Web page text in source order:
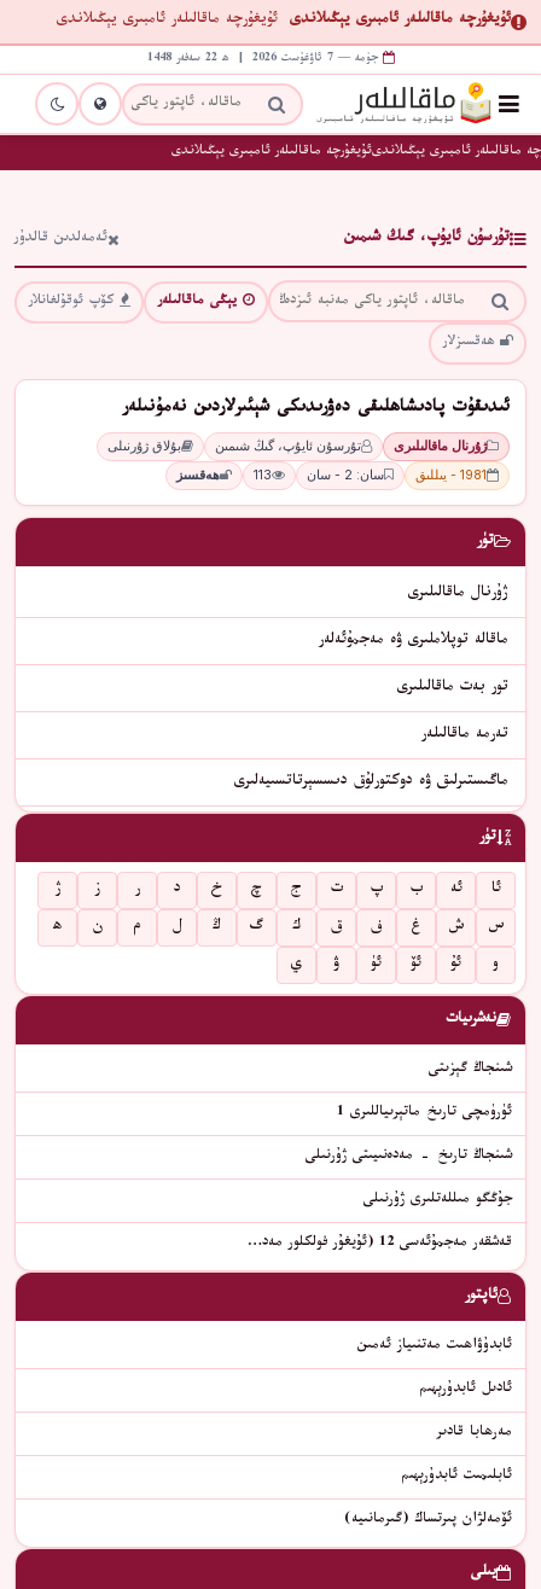
ئۇيغۇرچە ماقالىلەر ئامبىرى يېڭىلاندى ئۇيغۇرچە ماقالىلەر ئامبىرى يېڭىلاندى
جۈمە — 7 ئاۋغۇست 2026 | ھ 22 سەفەر 1448
ماقالىلەر ئامبىرى يېڭىلاندىئۇيغۇرچە ماقالىلەر ئامبىرى يېڭىلاندى
تۇرسۇن ئايۇپ، گىڭ شىمىن ئەمەلدىن قالدۇر
يېڭى ماقالىلەر
كۆپ ئوقۇلغانلار
ھەقسىزلار
ئىدىقۇت پادىشاھلىقى دەۋرىدىكى شېئىرلاردىن نەمۇنىلەر
ژۇرنال ماقالىلىرى تۇرسۇن ئايۇپ، گىڭ شىمىن
بۇلاق ژۇرنىلى
1981 - يىللىق
سان: 2 - سان 113 ھەقسىز
تۈر
ژۇرنال ماقالىلىرى
ماقالە توپلاملىرى ۋە مەجمۇئەلەر
تور بەت ماقالىلىرى
تەرمە ماقالىلەر
ماگىستىرلىق ۋە دوكتورلۇق دىسسېرتاتسىيەلىرى
تۈر
ئا ئە ب پ ت ج چ خ د ر ز
ژ
س
ش غ ف ق ك گ ڭ ل م ن
ھ
و
ئۇ ئۆ ئۈ ۋ ي
نەشرىيات
شىنجاڭ گېزىتى
ئۈرۈمچى تارىخ ماتېرىياللىرى 1
شىنجاڭ تارىخ - مەدەنىيىتى ژۇرنىلى
جۇڭگو مىللەتلىرى ژۇرنىلى
قەشقەر مەجمۇئەسى 12 (ئۇيغۇر فولكلور مەد…
ئاپتور
ئابدۇۋاھىت مەتنىياز ئەمىن
ئادىل ئابدۇرېھىم
مەرھابا قادىر
ئابلىمىت ئابدۇرېھىم
ئۆمەلژان پىرتساك (گىرمانىيە)
يىلى